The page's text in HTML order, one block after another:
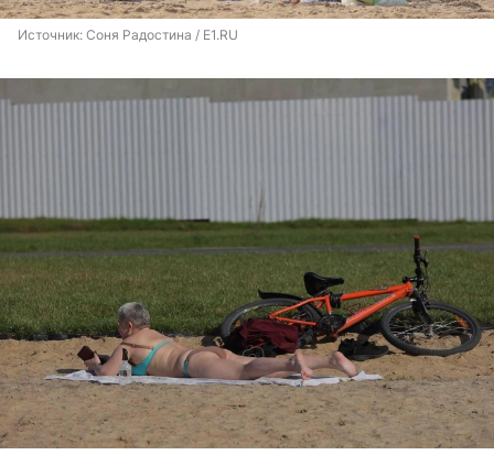
Источник: Соня Радостина / E1.RU